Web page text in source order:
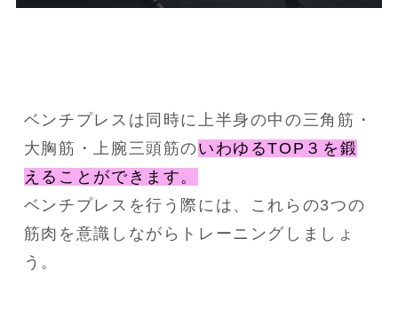
ベンチプレスは同時に上半身の中の三角筋・
大胸筋・上腕三頭筋のいわゆるTOP３を鍛
えることができます。
ベンチプレスを行う際には、これらの3つの
筋肉を意識しながらトレーニングしましょ
う。